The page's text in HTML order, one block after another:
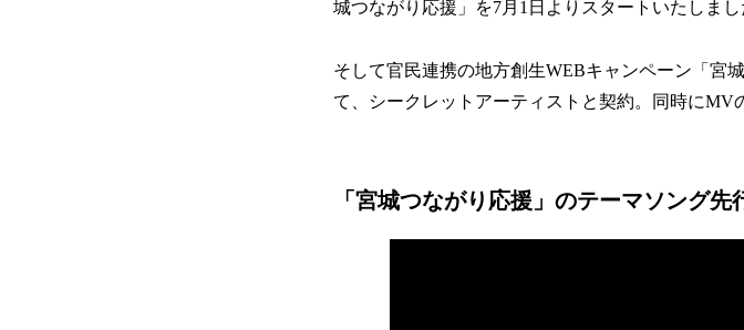
城つながり応援」を7月1日よりスタートいたしまし
そして官民連携の地方創生WEBキャンペーン「宮
て、シークレットアーティストと契約。同時にMV
「宮城つながり応援」のテーマソング先